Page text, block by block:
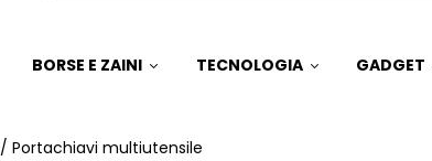
BORSE E ZAINI TECNOLOGIA GADGET
/ Portachiavi multiutensile